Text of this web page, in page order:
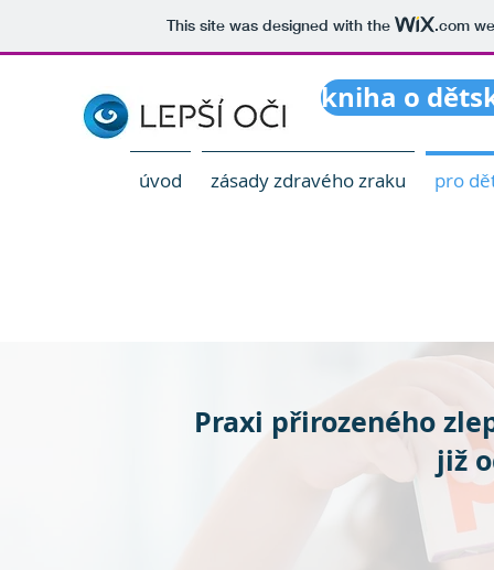
This site was designed with the .com
kniha o
úvod zásady zdravého zraku pro
Praxi přirozeného
již